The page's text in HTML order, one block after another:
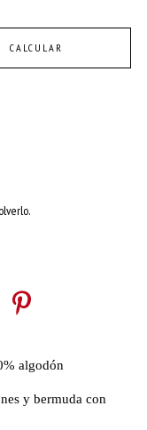
CALCULAR
algodón
y bermuda con